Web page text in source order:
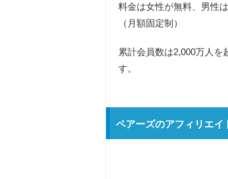
料金は女性が無料、男性
（ 月額固定制 ）
累計会員数は2,000万人
す。
ペアーズのアフィリエイ